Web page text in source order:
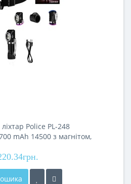
Police PL-248
mAh 14500 з магнітом,